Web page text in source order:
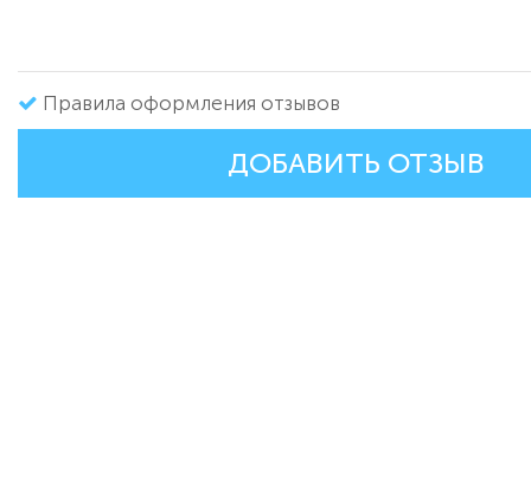
Правила оформления отзывов
ДОБАВИТЬ ОТЗЫВ